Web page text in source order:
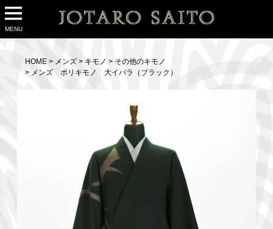
MENU
HOME メンズ キモノ
その他のキモノ
メンズ ポリキモノ 大イバラ（ブラック）